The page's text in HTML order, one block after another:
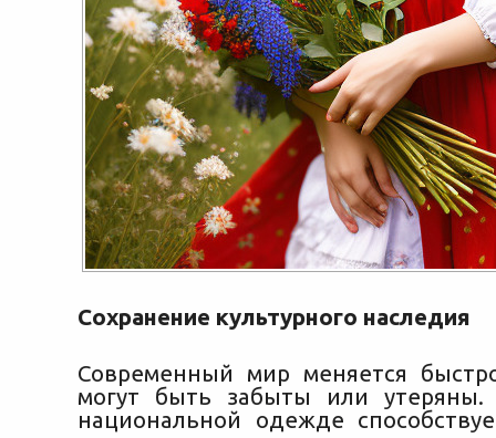
Сохранение культурного наследия
Современный мир меняется
могут быть забыты или утеряны.
национальной одежде